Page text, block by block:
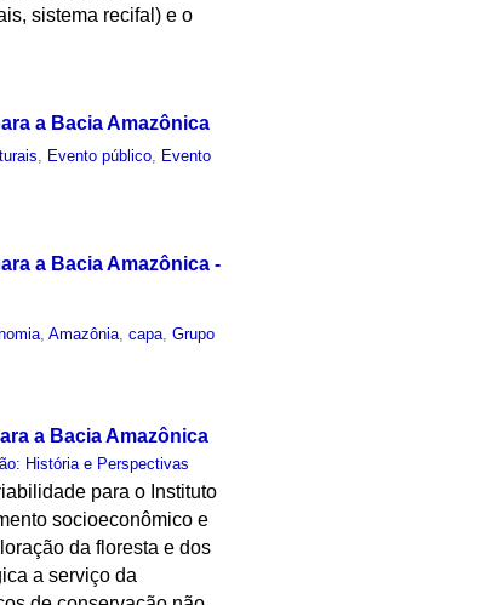
sistema recifal) e o
a Bacia Amazônica
Evento público
Evento
a Bacia Amazônica -
,Amazônia ,capa ,Grupo
a Bacia Amazônica
História e Perspectivas
para o Instituto
socioeconômico e
da floresta e dos
a serviço da